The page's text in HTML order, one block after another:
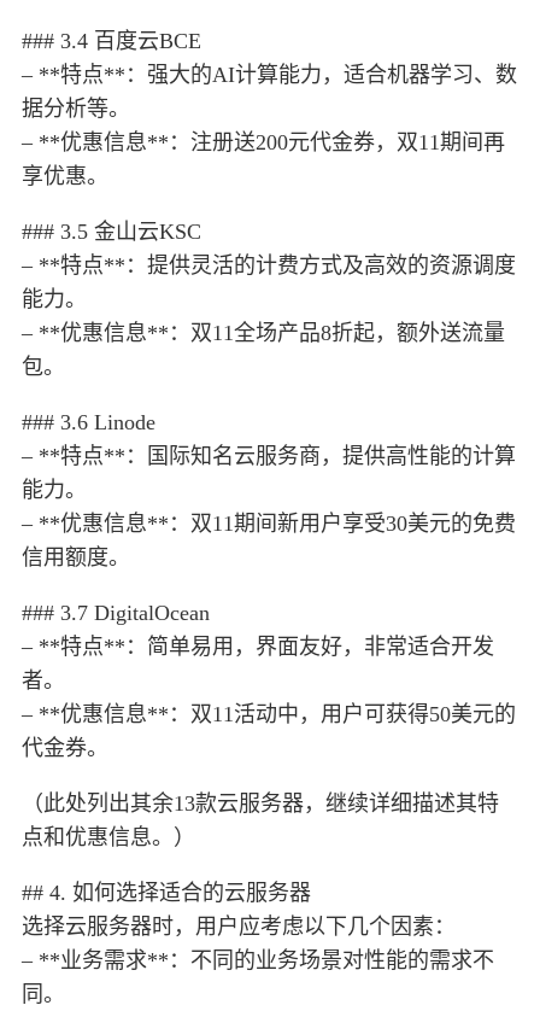
### 3.4 百度云BCE
– **特点**：强大的AI计算能力，适合机器学习、数
据分析等。
– **优惠信息**：注册送200元代金券，双11期间再
享优惠。
### 3.5 金山云KSC
– **特点**：提供灵活的计费方式及高效的资源调度
能力。
– **优惠信息**：双11全场产品8折起，额外送流量
包。
### 3.6 Linode
– **特点**：国际知名云服务商，提供高性能的计算
能力。
– **优惠信息**：双11期间新用户享受30美元的免费
信用额度。
### 3.7 DigitalOcean
– **特点**：简单易用，界面友好，非常适合开发
者。
– **优惠信息**：双11活动中，用户可获得50美元的
代金券。
（此处列出其余13款云服务器，继续详细描述其特
点和优惠信息。）
## 4. 如何选择适合的云服务器
选择云服务器时，用户应考虑以下几个因素：
– **业务需求**：不同的业务场景对性能的需求不
同。